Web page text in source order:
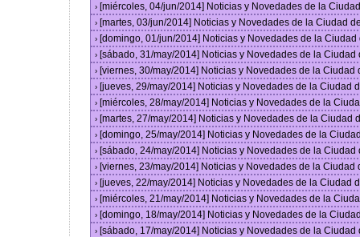
› [miércoles, 04/jun/2014] Noticias y Novedades de la
› [martes, 03/jun/2014] Noticias y Novedades de la Ciudad
› [domingo, 01/jun/2014] Noticias y Novedades de la
› [sábado, 31/may/2014] Noticias y Novedades de la
› [viernes, 30/may/2014] Noticias y Novedades de la
› [jueves, 29/may/2014] Noticias y Novedades de la Ciudad
› [miércoles, 28/may/2014] Noticias y Novedades de la
› [martes, 27/may/2014] Noticias y Novedades de la Ciudad
› [domingo, 25/may/2014] Noticias y Novedades de la
› [sábado, 24/may/2014] Noticias y Novedades de la
› [viernes, 23/may/2014] Noticias y Novedades de la
› [jueves, 22/may/2014] Noticias y Novedades de la Ciudad
› [miércoles, 21/may/2014] Noticias y Novedades de la
› [domingo, 18/may/2014] Noticias y Novedades de la
› [sábado, 17/may/2014] Noticias y Novedades de la